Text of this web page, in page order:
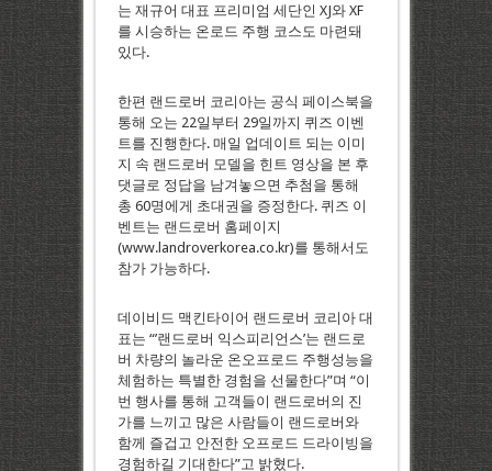
는 재규어 대표 프리미엄 세단인 XJ와 XF
를 시승하는 온로드 주행 코스도 마련돼
있다.
한편 랜드로버 코리아는 공식 페이스북을
통해 오는 22일부터 29일까지 퀴즈 이벤
트를 진행한다. 매일 업데이트 되는 이미
지 속 랜드로버 모델을 힌트 영상을 본 후
댓글로 정답을 남겨놓으면 추첨을 통해
총 60명에게 초대권을 증정한다. 퀴즈 이
벤트는 랜드로버 홈페이지
(www.landroverkorea.co.kr)를 통해서도
참가 가능하다.
데이비드 맥킨타이어 랜드로버 코리아 대
표는 “’랜드로버 익스피리언스’는 랜드로
버 차량의 놀라운 온오프로드 주행성능을
체험하는 특별한 경험을 선물한다”며 “이
번 행사를 통해 고객들이 랜드로버의 진
가를 느끼고 많은 사람들이 랜드로버와
함께 즐겁고 안전한 오프로드 드라이빙을
경험하길 기대한다”고 밝혔다.